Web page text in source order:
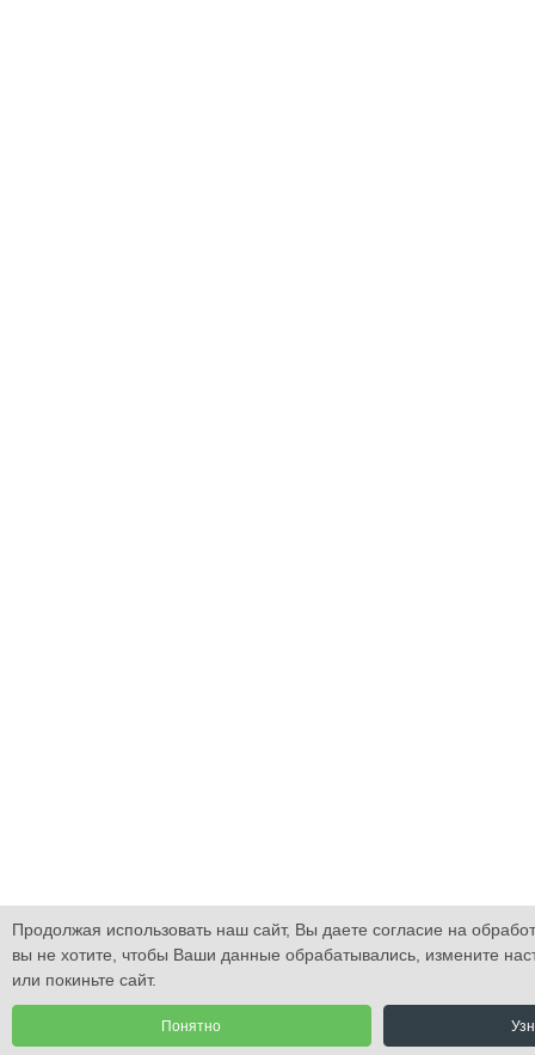
Продолжая использовать наш сайт, Вы даете согласие на
вы не хотите, чтобы Ваши данные обрабатывались, измените
или покиньте сайт.
Понятно